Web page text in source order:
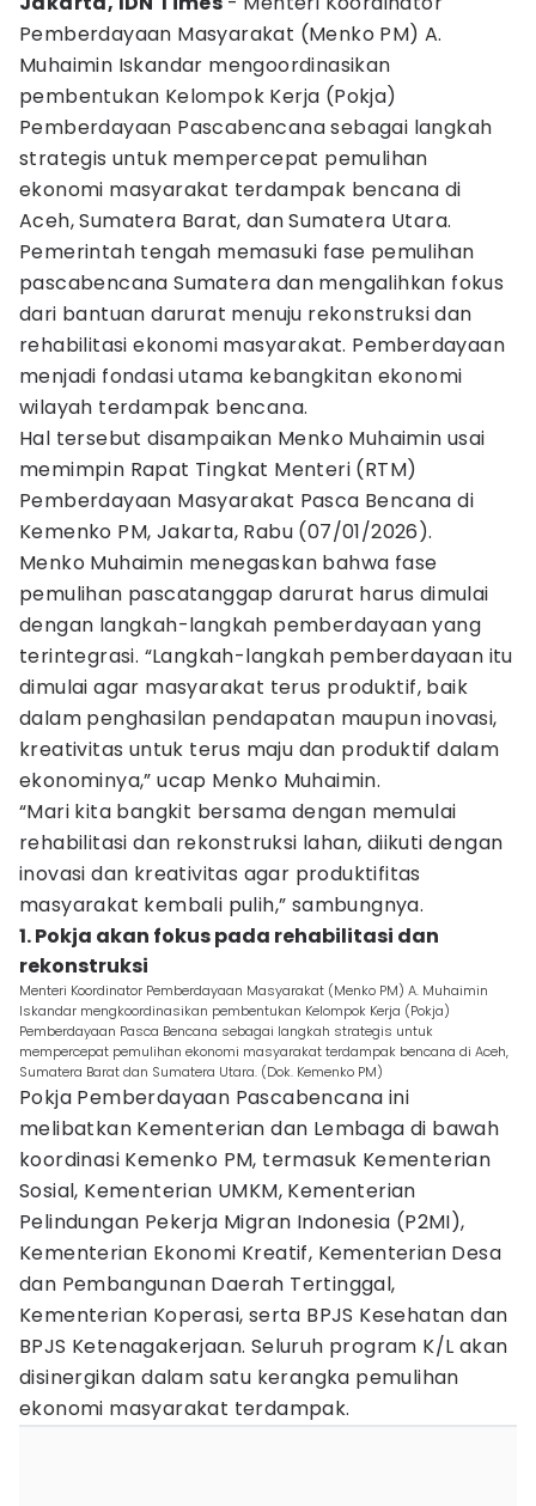
Pemberdayaan Masyarakat (Menko PM) A.
Muhaimin Iskandar mengoordinasikan
pembentukan Kelompok Kerja (Pokja)
Pemberdayaan Pascabencana sebagai langkah
strategis untuk mempercepat pemulihan
ekonomi masyarakat terdampak bencana di
Aceh, Sumatera Barat, dan Sumatera Utara.
Pemerintah tengah memasuki fase pemulihan
pascabencana Sumatera dan mengalihkan fokus
dari bantuan darurat menuju rekonstruksi dan
rehabilitasi ekonomi masyarakat. Pemberdayaan
menjadi fondasi utama kebangkitan ekonomi
wilayah terdampak bencana.
Hal tersebut disampaikan Menko Muhaimin usai
memimpin Rapat Tingkat Menteri (RTM)
Pemberdayaan Masyarakat Pasca Bencana di
Kemenko PM, Jakarta, Rabu (07/01/2026).
Menko Muhaimin menegaskan bahwa fase
pemulihan pascatanggap darurat harus dimulai
dengan langkah-langkah pemberdayaan yang
terintegrasi. “Langkah-langkah pemberdayaan itu
dimulai agar masyarakat terus produktif, baik
dalam penghasilan pendapatan maupun inovasi,
kreativitas untuk terus maju dan produktif dalam
ekonominya,” ucap Menko Muhaimin.
“Mari kita bangkit bersama dengan memulai
rehabilitasi dan rekonstruksi lahan, diikuti dengan
inovasi dan kreativitas agar produktifitas
masyarakat kembali pulih,” sambungnya.
1. Pokja akan fokus pada rehabilitasi dan
rekonstruksi
Menteri Koordinator Pemberdayaan Masyarakat (Menko PM) A. Muhaimin
Iskandar mengkoordinasikan pembentukan Kelompok Kerja (Pokja)
Pemberdayaan Pasca Bencana sebagai langkah strategis untuk
mempercepat pemulihan ekonomi masyarakat terdampak bencana di Aceh,
Sumatera Barat dan Sumatera Utara. (Dok. Kemenko PM)
Pokja Pemberdayaan Pascabencana ini
melibatkan Kementerian dan Lembaga di bawah
koordinasi Kemenko PM, termasuk Kementerian
Sosial, Kementerian UMKM, Kementerian
Pelindungan Pekerja Migran Indonesia (P2MI),
Kementerian Ekonomi Kreatif, Kementerian Desa
dan Pembangunan Daerah Tertinggal,
Kementerian Koperasi, serta BPJS Kesehatan dan
BPJS Ketenagakerjaan. Seluruh program K/L akan
disinergikan dalam satu kerangka pemulihan
ekonomi masyarakat terdampak.